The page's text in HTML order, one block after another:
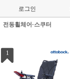
로그인
전동휠체어·스쿠터
1